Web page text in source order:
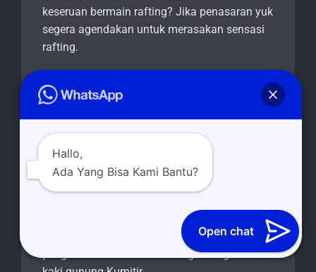
keseruan bermain rafting? Jika penasaran yuk
segera agendakan untuk merasakan sensasi
rafting.
DAYA TARIK RAFTING
BANYUWANGI DI
GLENMORE
Rafting atau arung jeram di Glenmore
memanfaatkan aliran Sungai Kalibaru
deras dan menantang. Hal tersebut karena
merupakan pertemuan dari dua arus mata air
yang berasal dari kaki Gunung Raung dan
Hallo,
Ada Yang Bisa Kami Bantu?
Open chat